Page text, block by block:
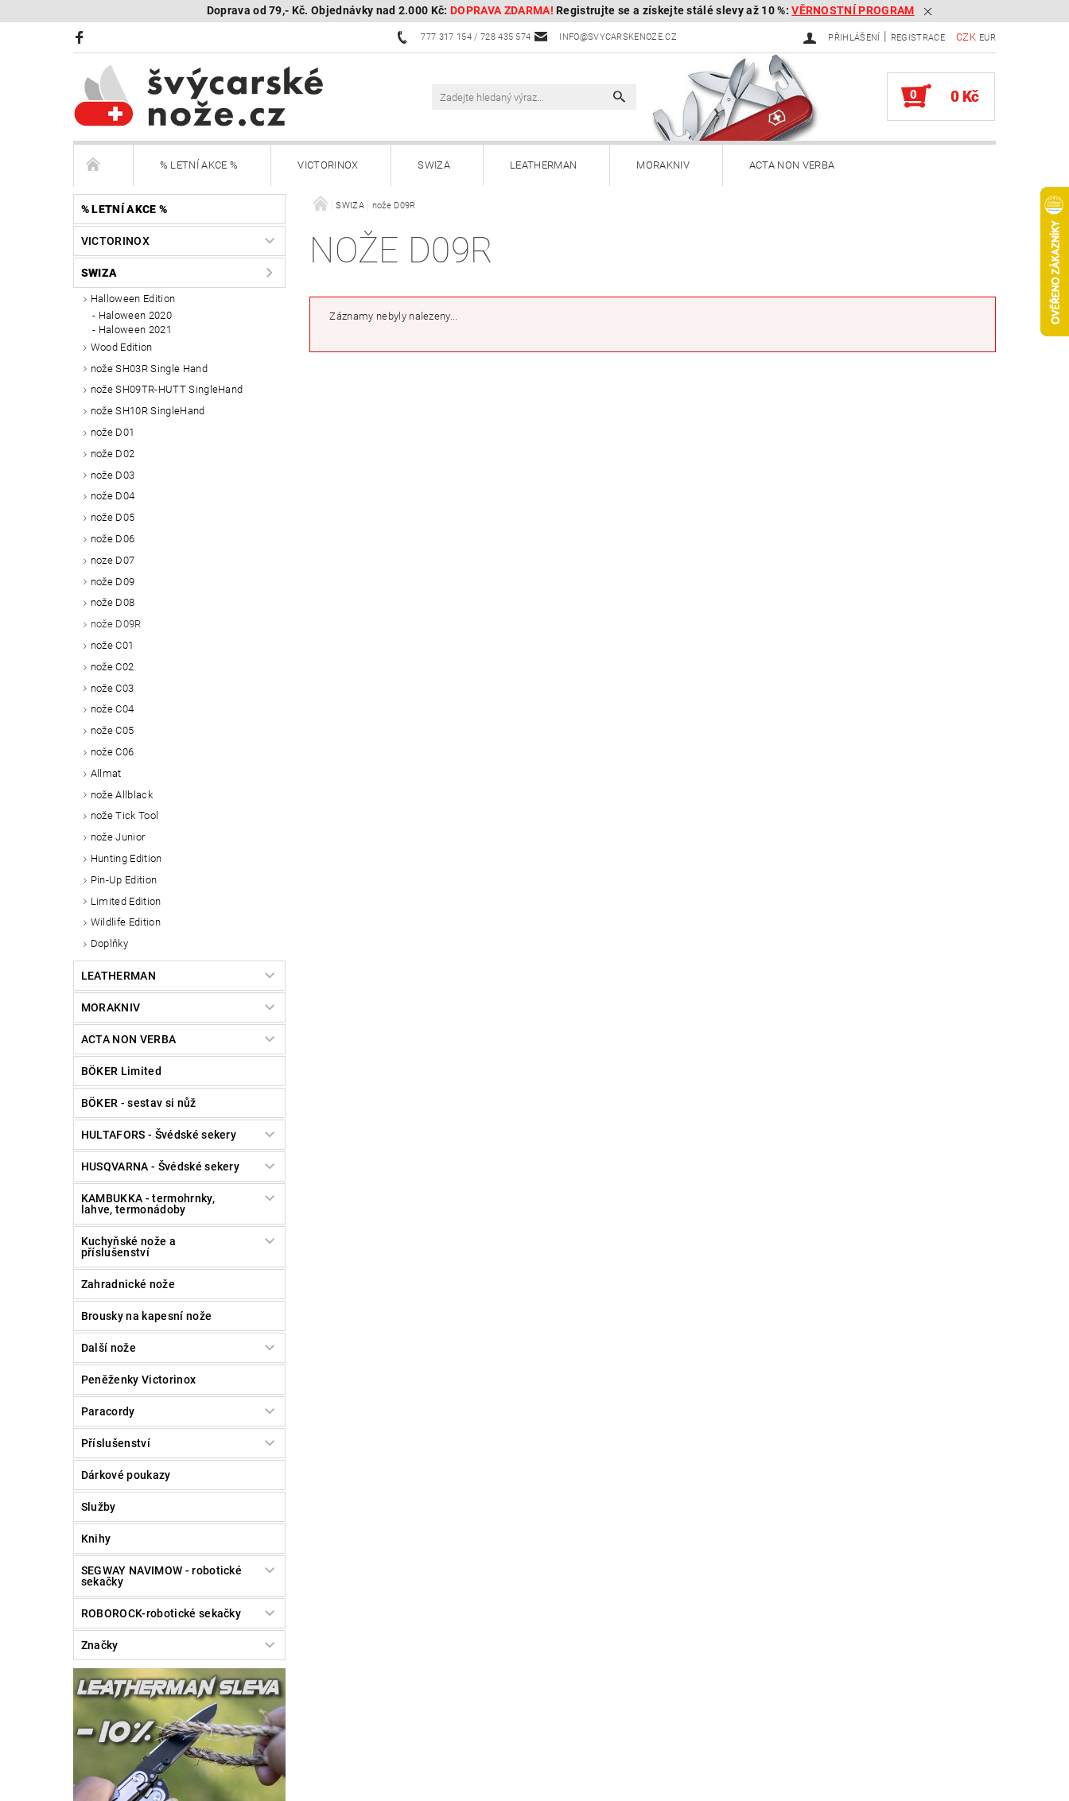
Doprava od 79,- Kč. Objednávky nad 2.000 Kč: DOPRAVA ZDARMA! Registrujte se a získejte stálé slevy až 10 %:VĚRNOSTNÍ PROGRAM
777 317 154 / 728 435 574 INFO@SVYCARSKENOZE.CZ CZK EUR
PŘIHLÁŠENÍ | REGISTRACE
0 0 Kč
% LETNÍ AKCE % VICTORINOX SWIZA LEATHERMAN MORAKNIV ACTA NON VERBA
BÖKER Limited BÖKER - sestav si nůž HULTAFORS - Švédské sekery
KAMBUKKA - termohrnky, lahve, termonádoby Kuchyňské nože a příslušenství
Další nože Peněženky Victorinox
SEGWAY NAVIMOW - robotické sekačky
% LETNÍ AKCE %
VICTORINOX
SWIZA
Halloween Edition
Haloween 2020
Haloween 2021
Wood Edition
nože SH03R Single Hand
nože SH09TR-HUTT SingleHand
nože SH10R SingleHand
nože D01
nože D02
nože D03
nože D04
nože D05
nože D06
noze D07
nože D09
nože D08
nože D09R
nože C01
nože C02
nože C03
nože C04
nože C05
nože C06
Allmat
nože Allblack
nože Tick Tool
nože Junior
Hunting Edition
Pin-Up Edition
Limited Edition
Wildlife Edition
Doplňky
LEATHERMAN
MORAKNIV
ACTA NON VERBA
BÖKER Limited
BÖKER - sestav si nůž
HULTAFORS - Švédské sekery
HUSQVARNA - Švédské sekery
KAMBUKKA - termohrnky,
lahve, termonádoby
Kuchyňské nože a
příslušenství
Zahradnické nože
Brousky na kapesní nože
Další nože
Peněženky Victorinox
Paracordy
Příslušenství
Dárkové poukazy
Služby
Knihy
SEGWAY NAVIMOW - robotické
sekačky
ROBOROCK-robotické sekačky
Značky
SWIZA nože D09R
NOŽE D09R
Záznamy nebyly nalezeny...